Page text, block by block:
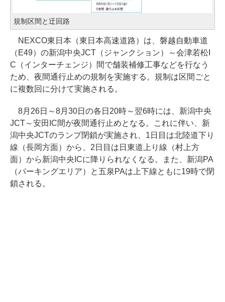
規制区間と迂回路
NEXCO東日本（東日本高速道路）は、磐越自動車道
（E49）の新潟中央JCT（ジャンクション）～会津若松I
C（インターチェンジ）間で舗装補修工事などを行なう
ため、夜間通行止めの規制を実施する。規制は区間ごと
に複数回に分けて実施される。
8月26日～8月30日の各日20時～翌6時には、新潟中央
JCT～安田IC間が夜間通行止めとなる。これに伴い、新
潟中央JCTのランプ閉鎖が実施され、1日目は北陸道下り
線（長岡方面）から、2日目は日東道上り線（村上方
面）から新潟中央ICに降りられなくなる。また、新潟PA
（パーキングエリア）と五泉PAは上下線ともに19時で閉
鎖される。